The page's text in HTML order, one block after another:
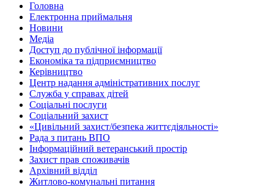
Головна
Електронна приймальня
Новини
Медіа
Доступ до публічної інформації
Економіка та підприємництво
Керівництво
Центр надання адміністративних послуг
Служба у справах дітей
Соціальні послуги
Соціальний захист
«Цивільний захист/безпека життєдіяльності»
Рада з питань ВПО
Інформаційний ветеранський простір
Захист прав споживачів
Архівний відділ
Житлово-комунальні питання